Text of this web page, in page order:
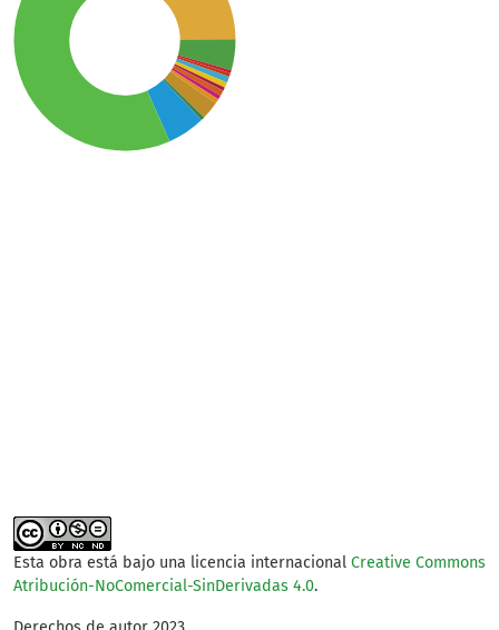
Esta obra está bajo una licencia internacional Creative Commons
Atribución-NoComercial-SinDerivadas 4.0.